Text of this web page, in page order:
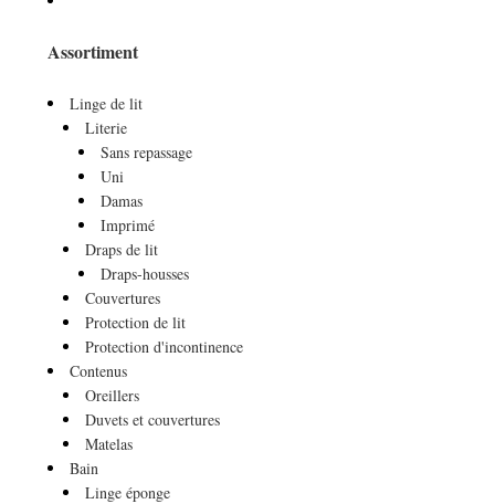
Assortiment
Linge de lit
Literie
Sans repassage
Uni
Damas
Imprimé
Draps de lit
Draps-housses
Couvertures
Protection de lit
Protection d'incontinence
Contenus
Oreillers
Duvets et couvertures
Matelas
Bain
Linge éponge